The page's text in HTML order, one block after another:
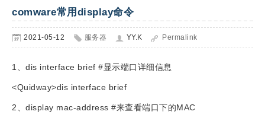
comware常用display命令
2021-05-12 服务器 YY.K Permalink
1、dis interface brief #显示端口详细信息
<Quidway>dis interface brief
2、display mac-address #来查看端口下的MAC